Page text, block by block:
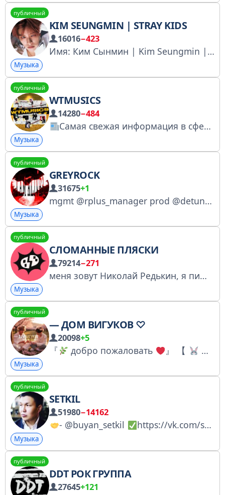
публичный
KIM SEUNGMIN | STRAY KIDS
16016−423
Имя: Ким Сынмин | Kim Seungmin | 김승민 | スンミン Дата рождения: 2000.9.22 Позиция: Вокал Основная позиция: Вокал Stray Kids : @StrayKidsKpop по поводу рекламы : @ti_chan
Музыка
публичный
WTMUSICS
14280−484
Самая свежая информация в сфере музыки, сниппеты, инсайд новости Сотрудничество / Реклама: @teamleadgo Наше рекламное агентство: @contest_agency РКН: № 5323878776
Музыка
публичный
GREYROCK
31675+1
mgmt @rplus_manager prod @detune #drumkit 8 sewer
Музыка
публичный
СЛОМАННЫЕ ПЛЯСКИ
79214−271
меня зовут Николай Редькин, я пишу о музыке с 11 лет второй канал: @brokenlinx ютуб: https://youtube.com/@broken_dance бусти: https://boosty.to/brokendance сотрудничество / реклама: @yavproekte (Соня) регистрация в РКН: https://clck.ru/3FJMuS
Музыка
публичный
— ДОМ ВИГУКОВ ♡
20098+5
『 добро пожаловать 』 【
Музыка
публичный
SETKIL
51980−14162
- @buyan_setkil https://vk.com/setkil_001
Музыка
публичный
DDT РОК ГРУППА
27645+121